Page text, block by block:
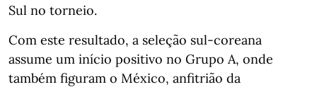
Sul no torneio.
Com este resultado, a seleção sul-coreana
assume um início positivo no Grupo A, onde
também figuram o México, anfitrião da